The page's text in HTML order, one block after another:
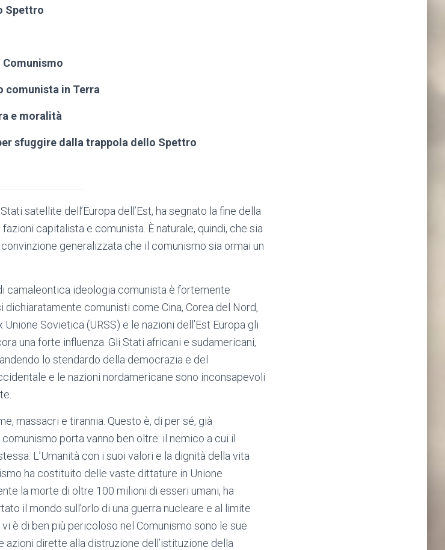
Spettro
comunista in Terra
e moralità
sfuggire dalla trappola dello Spettro
satellite dell’Europa dell’Est, ha segnato la fine della
capitalista e comunista. È naturale, quindi, che sia
generalizzata che il comunismo sia ormai un
camaleontica ideologia comunista è fortemente
comunisti come Cina, Corea del Nord,
Sovietica (URSS) e le nazioni dell’Est Europa gli
una forte influenza. Gli Stati africani e sudamericani,
lo stendardo della democrazia e del
e le nazioni nordamericane sono inconsapevoli
massacri e tirannia. Questo è, di per sé, già
porta vanno ben oltre: il nemico a cui il
L’Umanità con i suoi valori e la dignità della vita
ha costituito delle vaste dittature in Unione
la morte di oltre 100 milioni di esseri umani, ha
il mondo sull’orlo di una guerra nucleare e al limite
è di ben più pericoloso nel Comunismo sono le sue
dirette alla distruzione dell’istituzione della